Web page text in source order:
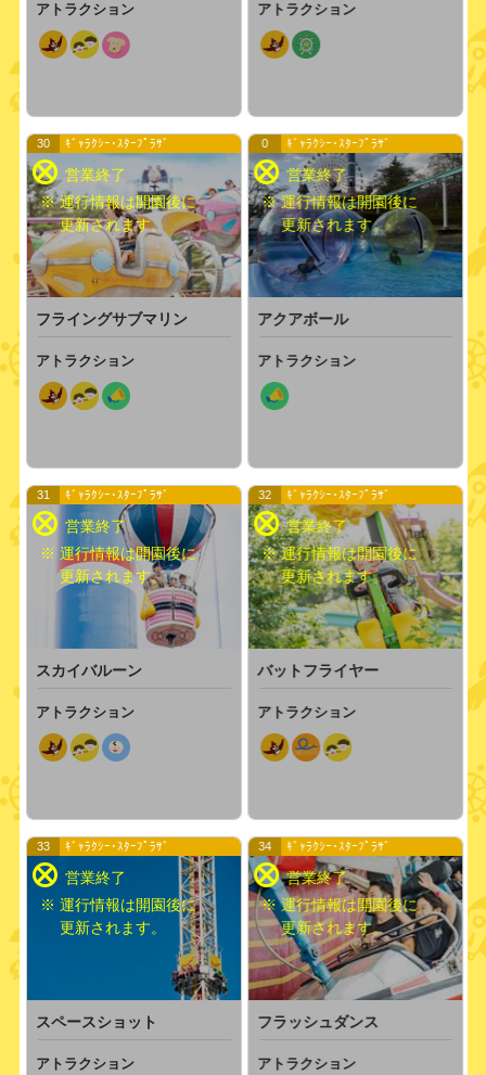
アトラクション アトラクション
30 ｷﾞｬﾗｸｼｰ･ｽﾀｰﾌﾟﾗｻﾞ
※ 運行情報は開園後に
更新されます。
フライングサブマリン
アトラクション
0 ｷﾞｬﾗｸｼｰ･ｽﾀｰﾌﾟﾗｻﾞ
※ 運行情報は開園後に
更新されます。
アクアボール
アトラクション
31 ｷﾞｬﾗｸｼｰ･ｽﾀｰﾌﾟﾗｻﾞ
※ 運行情報は開園後に
更新されます。
スカイバルーン
アトラクション
32 ｷﾞｬﾗｸｼｰ･ｽﾀｰﾌﾟﾗｻﾞ
※ 運行情報は開園後に
更新されます。
バットフライヤー
アトラクション
33 ｷﾞｬﾗｸｼｰ･ｽﾀｰﾌﾟﾗｻﾞ
※ 運行情報は開園後に
更新されます。
スペースショット
アトラクション
34 ｷﾞｬﾗｸｼｰ･ｽﾀｰﾌﾟﾗｻﾞ
※ 運行情報は開園後に
更新されます。
フラッシュダンス
アトラクション